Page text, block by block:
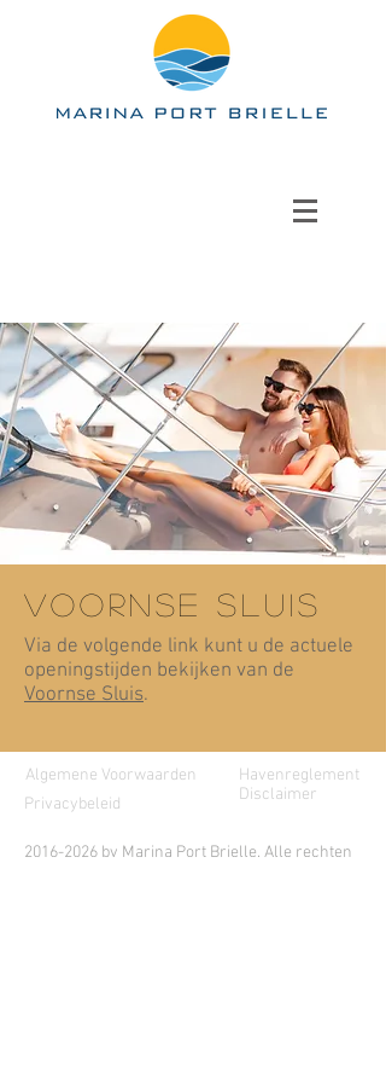
voornse sluis
Via de volgende link kunt u de actuele
openingstijden bekijken van de
Voornse Sluis.
Havenreglement
Algemene Voorwaarden
Privacybeleid
Disclaimer
2016-2026 by Marina Port Brielle. Alle rechten